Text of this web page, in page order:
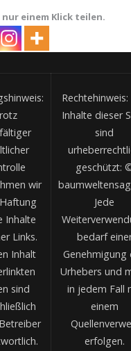
einem Klick teilen.
wir
Inhalte
Links.
Inhalt
sind
Rechtehinweis:
Inhalte dieser
sind
geschützt:
Jede
bedarf
Genehmigung
Urhebers und
in jedem Fall
einem
erfolgen.